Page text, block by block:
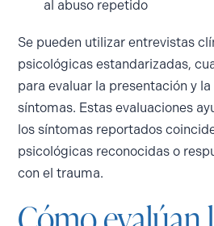
al abuso repetido
Se pueden utilizar entrevistas
psicológicas estandarizadas,
para evaluar la presentación y
síntomas. Estas evaluaciones
los síntomas reportados
psicológicas reconocidas o
con el trauma.